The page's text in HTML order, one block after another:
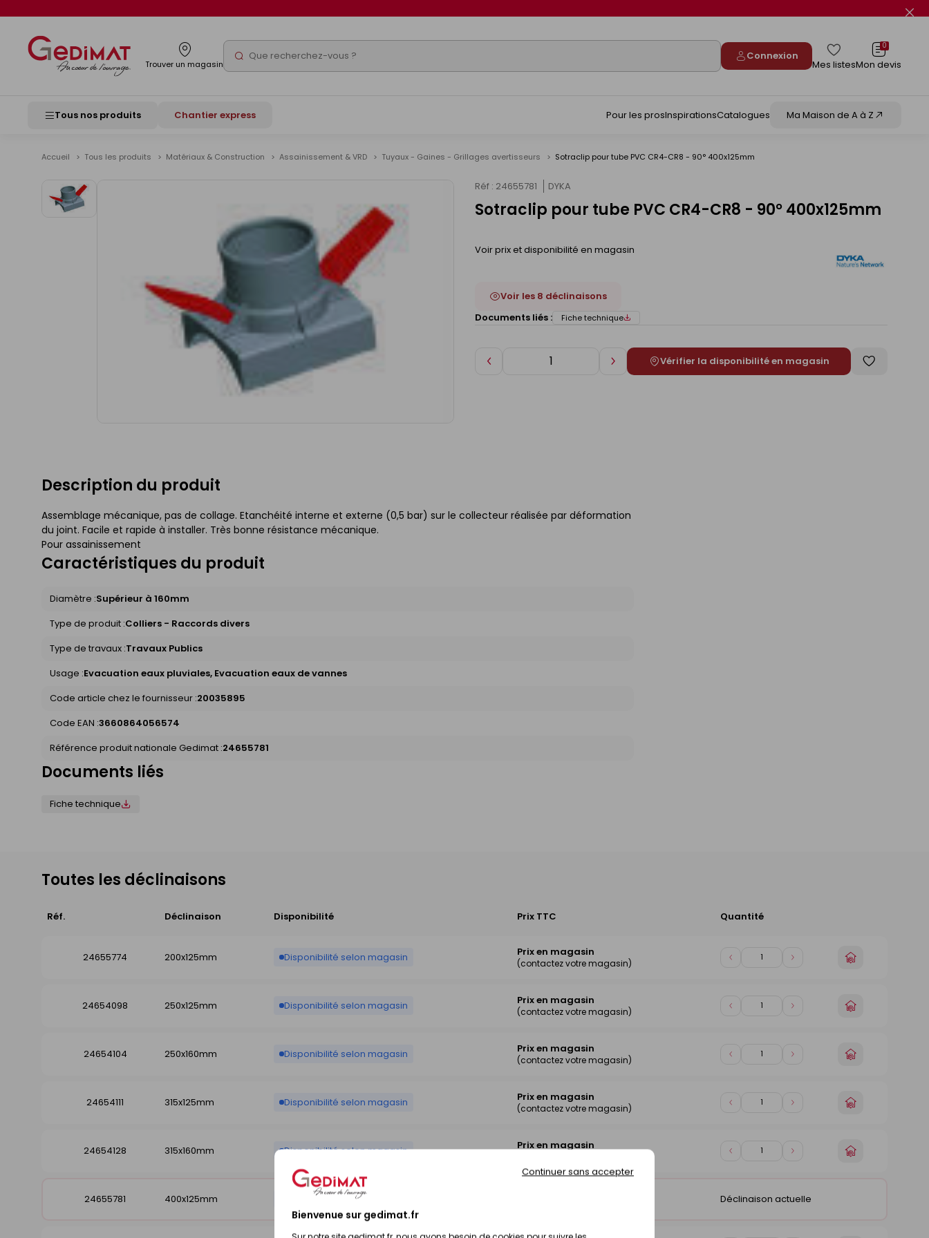
Bienvenue sur gedimat.fr
Continuer sans accepter
Trouver un magasin Rechercher Connexion
Mes listes
0
Mon devis
Tous nos produits Chantier express Pour les prosInspirationsCatalogues Ma Maison de A à Z
Accueil Tous les produits Matériaux & Construction Assainissement & VRD Tuyaux - Gaines - Grillages avertisseurs Sotraclip pour tube PVC CR4-CR8 - 90° 400x125mm
Réf : 24655781 DYKA
Sotraclip pour tube PVC CR4-CR8 - 90° 400x125mm
Voir prix et disponibilité en magasin
Voir les 8 déclinaisons
Documents liés :
Fiche technique
Diminuer AugmenterVérifier la disponibilité en magasin
Enregistrer
Description du produit
Assemblage mécanique, pas de collage. Etanchéité interne et externe (0,5 bar) sur le collecteur réalisée par déformation
du joint. Facile et rapide à installer. Très bonne résistance mécanique.
Pour assainissement
Caractéristiques du produit
Diamètre :Supérieur à 160mm
Type de produit :Colliers - Raccords divers
Type de travaux :Travaux Publics
Usage :Evacuation eaux pluviales, Evacuation eaux de vannes
Code article chez le fournisseur :20035895
Code EAN :3660864056574
Référence produit nationale Gedimat :24655781
Documents liés
Fiche technique
Toutes les déclinaisons
Réf. Déclinaison Disponibilité Prix TTC Quantité
24655774 200x125mm Disponibilité selon magasin Prix en magasin
(contactez votre magasin)
Diminuer
Augmenter
Choisir
24654098
250x125mm Disponibilité selon magasin Prix en magasin
(contactez votre magasin)
Diminuer
Augmenter
Choisir
24654104
250x160mm Disponibilité selon magasin Prix en magasin
(contactez votre magasin)
Diminuer
Augmenter
Choisir
24654111
315x125mm Disponibilité selon magasin Prix en magasin
(contactez votre magasin)
Diminuer
Augmenter
Choisir
24654128
315x160mm Disponibilité selon magasin Prix en magasin
Diminuer
Augmenter
Choisir
24655781
400x125mm Disponibilité selon magasin Déclinaison actuelle